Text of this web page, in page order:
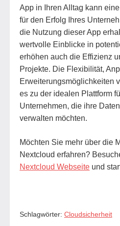
App in Ihren Alltag kann
für den Erfolg Ihres
die Nutzung dieser App
wertvolle Einblicke in
erhöhen auch die Effizienz
Projekte. Die Flexibilität,
Erweiterungsmöglichkeiten
es zu der idealen Plattform
Unternehmen, die ihre
verwalten möchten.
Möchten Sie mehr über die
Nextcloud erfahren?
Nextcloud Webseite und
Schlagwörter: Cloudsicherheit